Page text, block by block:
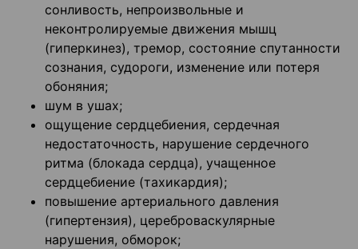
сонливость, непроизвольные и
неконтролируемые движения мышц
(гиперкинез), тремор, состояние спутанности
сознания, судороги, изменение или потеря
обоняния;
шум в ушах;
ощущение сердцебиения, сердечная
недостаточность, нарушение сердечного
ритма (блокада сердца), учащенное
сердцебиение (тахикардия);
повышение артериального давления
(гипертензия), цереброваскулярные
нарушения, обморок;